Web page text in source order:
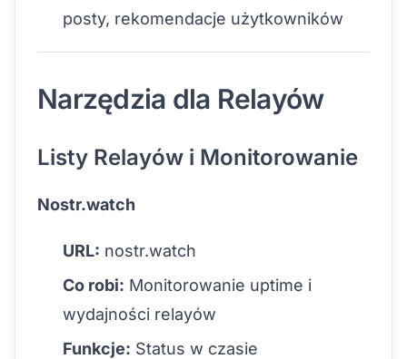
posty, rekomendacje użytkowników
Narzędzia dla Relayów
Listy Relayów i Monitorowanie
Nostr.watch
URL: nostr.watch
Co robi: Monitorowanie uptime i
wydajności relayów
Funkcje: Status w czasie